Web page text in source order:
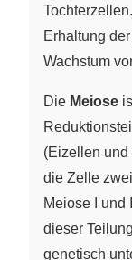
Erhaltung
Wachstum
Die Meiose
(Eizellen und
die Zelle
Meiose I und
dieser
genetisch